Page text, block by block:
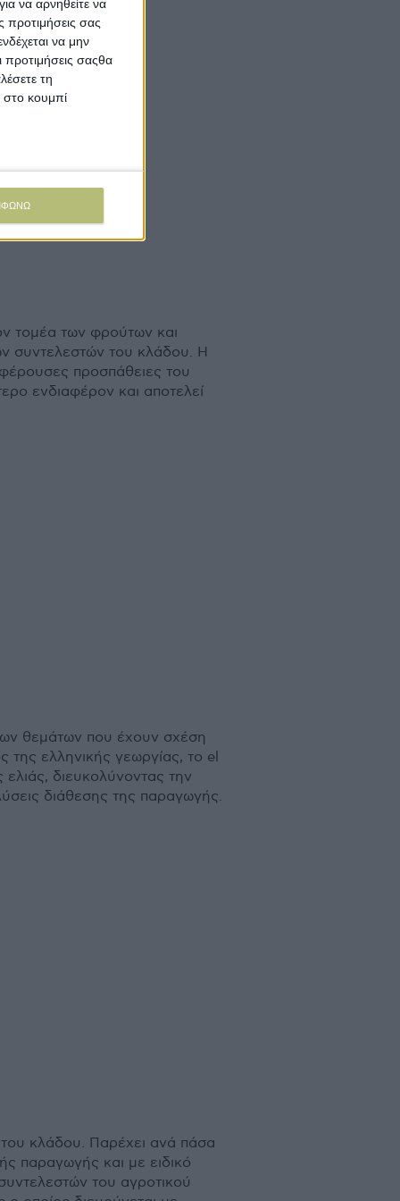
να αρνηθείτε να
προτιμήσεις σας
να μην
προτιμήσεις σαςθα
τη
στο κουμπί
τοµέα των φρούτων και
συντελεστών του κλάδου. Η
προσπάθειες του
ενδιαφέρον και αποτελεί
θεµάτων που έχουν σχέση
της ελληνικής γεωργίας, το el
ελιάς, διευκολύνοντας την
διάθεσης της παραγωγής.
του κλάδου. Παρέχει ανά πάσα
παραγωγής και µε ειδικό
του αγροτικού